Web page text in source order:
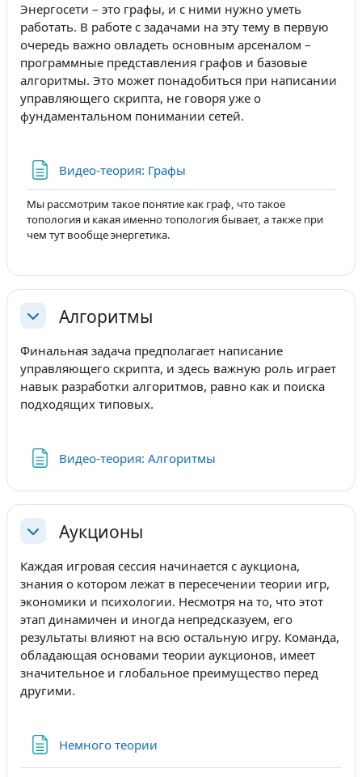
Энергосети – это графы, и с ними нужно уметь
работать. В работе с задачами на эту тему в первую
очередь важно овладеть основным арсеналом –
программные представления графов и базовые
алгоритмы. Это может понадобиться при написании
управляющего скрипта, не говоря уже о
фундаментальном понимании сетей.
Видео-теория: Графы
Мы рассмотрим такое понятие как граф, что такое
топология и какая именно топология бывает, а также при
чем тут вообще энергетика.
СвернутьАлгоритмы
Финальная задача предполагает написание
управляющего скрипта, и здесь важную роль играет
навык разработки алгоритмов, равно как и поиска
подходящих типовых.
Видео-теория: Алгоритмы
СвернутьАукционы
Каждая игровая сессия начинается с аукциона,
знания о котором лежат в пересечении теории игр,
экономики и психологии. Несмотря на то, что этот
этап динамичен и иногда непредсказуем, его
результаты влияют на всю остальную игру. Команда,
обладающая основами теории аукционов, имеет
значительное и глобальное преимущество перед
другими.
Немного теории